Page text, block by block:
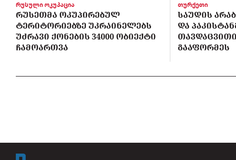
რუსული ოკუპაცია
ᲠᲣᲡᲔᲗᲛᲐ ᲝᲙᲣᲞᲘᲠᲔᲑᲣᲚ
ᲢᲔᲠᲘᲢᲝᲠᲘᲔᲑᲖᲔ ᲣᲙᲠᲐᲘᲜᲔᲚᲔᲑᲡ
ᲣᲫᲠᲐᲕᲘ ᲥᲝᲜᲔᲑᲘᲡ 34000 ᲝᲑᲘᲔᲥᲢᲘ
ᲩᲐᲛᲝᲐᲠᲗᲕᲐ
თურქეთი
ᲡᲐᲣᲓᲘᲡ
ᲓᲐ
ᲒᲐᲐᲤᲝᲠᲛᲔᲡ